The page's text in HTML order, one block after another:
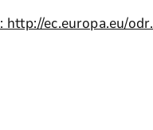
: http://ec.europa.eu/odr.